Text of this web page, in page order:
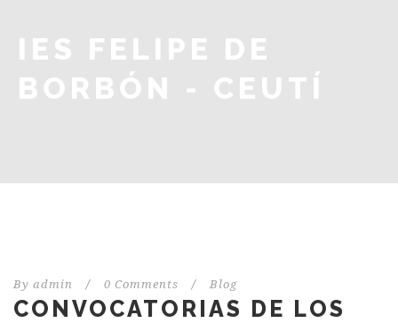
IES FELIPE DE
BORBÓN - CEUTÍ
By admin / 0 Comments / Blog
CONVOCATORIAS DE LOS